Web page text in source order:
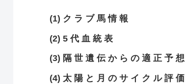
(1) ク ラ ブ 馬 情 報
(2) 5 代 血 統 表
(3) 隔 世 遺 伝 か ら の 適 正 予 想
(4) 太 陽 と 月 の サ イ ク ル 評 価